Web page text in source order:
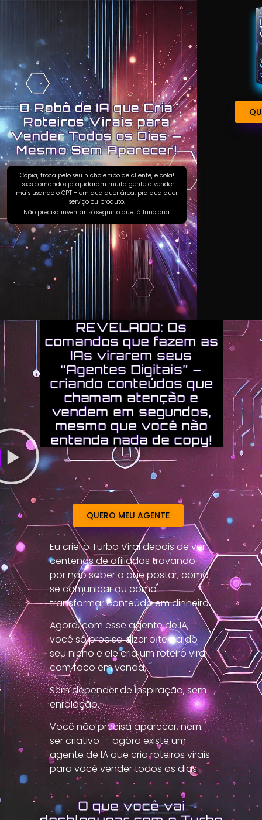
O Robô de IA que Cria
Roteiros Virais para
Vender Todos os Dias —
Mesmo Sem Aparecer!
Copia, troca pelo seu nicho e tipo de cliente, e cola!
Esses comandos já ajudaram muita gente a vender
mais usando o GPT – em qualquer área, pra qualquer
serviço ou produto.
Não precisa inventar: só seguir o que já funciona.
REVELADO: Os
comandos que fazem as
IAs virarem seus
“Agentes Digitais” –
criando conteúdos que
chamam atenção e
vendem em segundos,
mesmo que você não
entenda nada de copy!
QUERO MEU AGENTE
Eu criei o Turbo Viral depois de ver
centenas de afiliados travando
por não saber o que postar, como
se comunicar ou como
transformar conteúdo em dinheiro.
Agora, com esse agente de IA,
você só precisa dizer o tema do
seu nicho e ele cria um roteiro viral
com foco em venda.
Sem depender de inspiração, sem
enrolação.
Você não precisa aparecer, nem
ser criativo — agora existe um
agente de IA que cria roteiros virais
para você vender todos os dias
O que você vai